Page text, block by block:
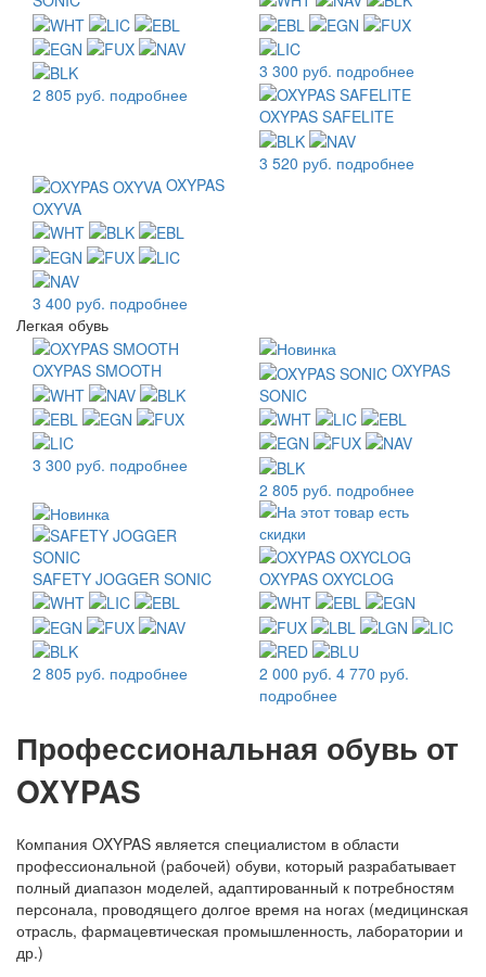
2 805 руб. подробнее
3 300 руб. подробнее
OXYPAS SAFELITE
3 520 руб. подробнее
OXYPAS
OXYVA
3 400 руб. подробнее
Легкая обувь
OXYPAS SMOOTH
3 300 руб. подробнее
OXYPAS
SONIC
2 805 руб. подробнее
SAFETY JOGGER SONIC
2 805 руб. подробнее
OXYPAS OXYCLOG
2 000 руб. 4 770 руб.
подробнее
Профессиональная обувь от
OXYPAS
Компания OXYPAS является специалистом в области
профессиональной (рабочей) обуви, который разрабатывает
полный диапазон моделей, адаптированный к потребностям
персонала, проводящего долгое время на ногах (медицинская
отрасль, фармацевтическая промышленность, лаборатории и
др.)